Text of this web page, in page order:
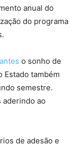
anual do
do programa
o sonho de
Estado também
semestre.
aderindo ao
de adesão e